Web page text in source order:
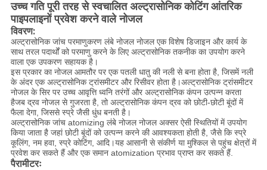
उच्च गति पूरी तरह से स्वचालित अल्ट्रासोनिक कोटिंग आंतरिक
पाइपलाइनों प्रवेश करने वाले नोजल
विवरण:
अल्ट्रासोनिक जांच परमाणुकरण लंबे नोजल नोजल एक विशेष डिजाइन और कार्य के
साथ तरल पदार्थों को परमाणु करने के लिए अल्ट्रासोनिक तकनीक का उपयोग करने
वाला एक उपकरण सहायक है।
इस प्रकार का नोजल आमतौर पर एक पतली धातु की नली से बना होता है, जिसमें नली
के अंदर एक अल्ट्रासोनिक ट्रांसमीटर और रिसीवर होता है।अल्ट्रासोनिक ट्रांसमीटर
नोजल के सिर पर उच्च आवृत्ति ध्वनि तरंगों और अल्ट्रासोनिक कंपन उत्पन्न करता
हैजब द्रव नोजल से गुजरता है, तो अल्ट्रासोनिक कंपन द्रव को छोटी-छोटी बूंदों में
फैला देगा, जिससे स्प्रे जैसी धुंध बनती है।
अल्ट्रासोनिक जांच atomizing लंबे नोजल नोजल अक्सर ऐसी स्थितियों में उपयोग
किया जाता है जहां छोटी बूंदों को उत्पन्न करने की आवश्यकता होती है, जैसे कि स्प्रे
कूलिंग, नम हवा, स्प्रे कोटिंग, आदि।यह आसानी से संकीर्ण या मुश्किल से पहुंच क्षेत्रों में
प्रवेश कर सकते हैं और एक समान atomization प्रभाव प्राप्त कर सकते हैं.
पैरामीटरः